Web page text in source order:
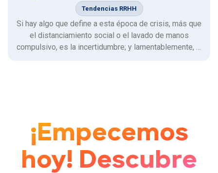
Tendencias RRHH
Si hay algo que define a esta época de crisis, más que
el distanciamiento social o el lavado de manos
compulsivo, es la incertidumbre; y lamentablemente, la
¡Empecemos
hoy! Descubre